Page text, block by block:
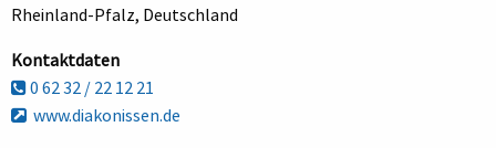
Rheinland-Pfalz, Deutschland
Kontaktdaten
0 62 32 / 22 12 21
www.diakonissen.de